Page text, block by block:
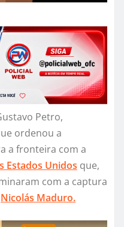
Petro,
ordenou a
a fronteira com a
Estados Unidos que,
com a captura
Nicolás Maduro.